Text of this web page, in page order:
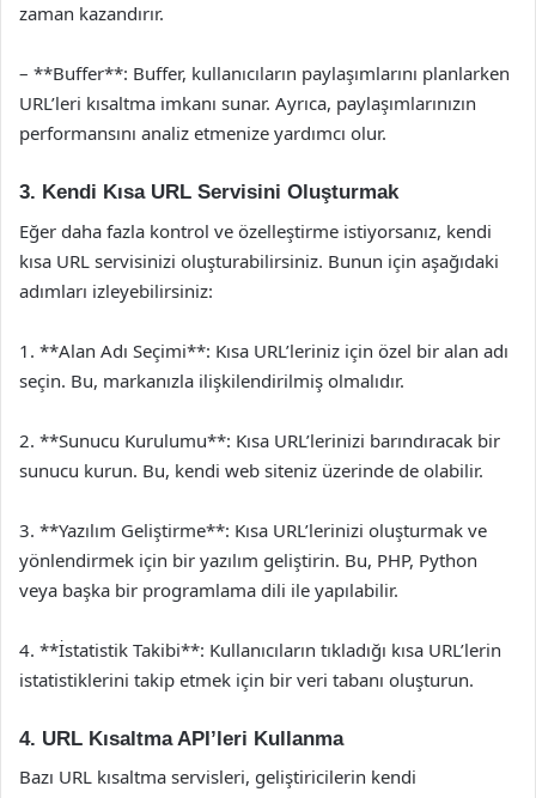
zaman kazandırır.
– **Buffer**: Buffer, kullanıcıların paylaşımlarını planlarken
URL’leri kısaltma imkanı sunar. Ayrıca, paylaşımlarınızın
performansını analiz etmenize yardımcı olur.
3. Kendi Kısa URL Servisini Oluşturmak
Eğer daha fazla kontrol ve özelleştirme istiyorsanız, kendi
kısa URL servisinizi oluşturabilirsiniz. Bunun için aşağıdaki
adımları izleyebilirsiniz:
1. **Alan Adı Seçimi**: Kısa URL’leriniz için özel bir alan adı
seçin. Bu, markanızla ilişkilendirilmiş olmalıdır.
2. **Sunucu Kurulumu**: Kısa URL’lerinizi barındıracak bir
sunucu kurun. Bu, kendi web siteniz üzerinde de olabilir.
3. **Yazılım Geliştirme**: Kısa URL’lerinizi oluşturmak ve
yönlendirmek için bir yazılım geliştirin. Bu, PHP, Python
veya başka bir programlama dili ile yapılabilir.
4. **İstatistik Takibi**: Kullanıcıların tıkladığı kısa URL’lerin
istatistiklerini takip etmek için bir veri tabanı oluşturun.
4. URL Kısaltma API’leri Kullanma
Bazı URL kısaltma servisleri, geliştiricilerin kendi